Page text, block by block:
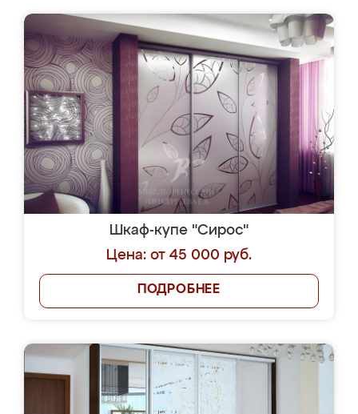
Шкаф-купе "Сирос"
Цена: от 45 000 руб.
ПОДРОБНЕЕ